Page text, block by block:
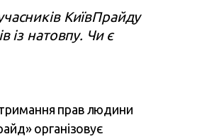
КиївПрайду
із натовпу. Чи є
прав людини
організовує